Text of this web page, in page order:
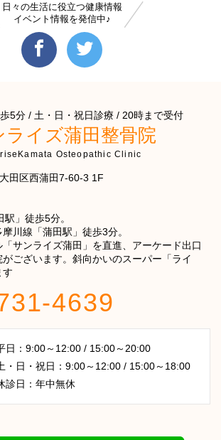
日々の生活に役立つ健康情報
イベント情報を発信中♪
歩5分 / 土・日・祝日診療 / 20時まで受付
ライズ蒲田整骨院
Osteopathic Clinic
田区西蒲田7-60-3 1F
」徒歩5分。
川線「蒲田駅」徒歩3分。
サンライズ蒲田」を直進、アーケード出口
ございます。斜向かいのスーパー「ライ
す
4639
日：9:00～12:00 / 15:00～20:00
・日・祝日：9:00～12:00 / 15:00～18:00
診日：年中無休